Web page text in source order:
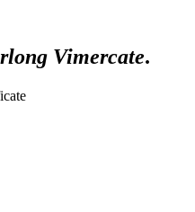
Vimercate.